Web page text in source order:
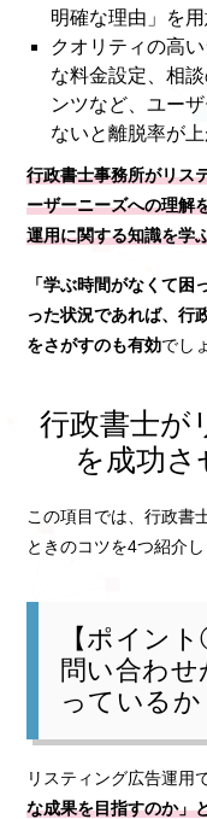
明確な理由」を
クオリティの高
な料金設定、相
ンツなど、ユー
ないと離脱率が上
行政書士事務所がリス
ーザーニーズへの理解
運用に関する知識を学
「学ぶ時間がなくて
った状況であれば、行
をさがすのも有効でし
行政書士が
を成功
この項目では、行政書
ときのコツを4つ紹介し
【ポイン
問い合わ
っているか
リスティング広告運用
な成果を目指すのか」